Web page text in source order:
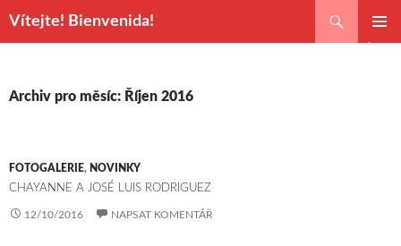
Vítejte! Bienvenida!
WEBU
Archiv pro měsíc: Říjen 2016
FOTOGALERIE, NOVINKY
CHAYANNE A JOSÉ LUIS RODRIGUEZ
12/10/2016 NAPSAT KOMENTÁŘ